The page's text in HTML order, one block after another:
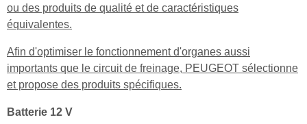
ou des produits de qualité et de caractéristiques
équivalentes.
Afin d'optimiser le fonctionnement d'organes aussi
importants que le circuit de freinage, PEUGEOT sélectionne
et propose des produits spécifiques.
Batterie 12 V